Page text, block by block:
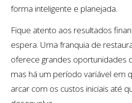
forma inteligente e planejada.
Fique atento aos resultados
espera. Uma franquia de
oferece grandes oportunidades
mas há um período variável em
arcar com os custos iniciais até